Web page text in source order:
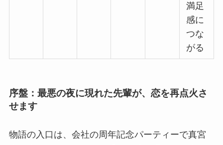
満足
感に
つな
がる
序盤：最悪の夜に現れた先輩が、恋を再点火さ
せます
物語の入口は、会社の周年記念パーティーで真宮